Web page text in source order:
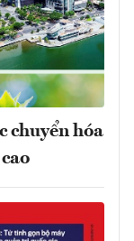
chuyển hóa